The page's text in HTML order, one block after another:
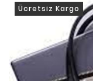
Ücretsiz Kargo